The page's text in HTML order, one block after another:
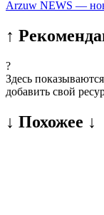
Arzuw NEWS —
↑
?
Здесь
добавить свой
↓ Похожее ↓